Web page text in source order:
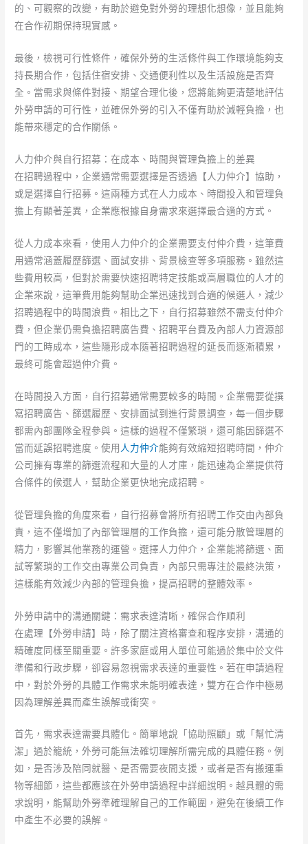
的、可觀察的改變，有助於避免對外勞的理想化想像，並且能夠
在合作初期保持現實感。
最後，檢視可行性條件，確保外勞的生活條件與工作環境能夠支
持長期合作，包括住宿安排、交通便利性以及生活設施是否齊
全。當需求與條件對接、期望合理化後，您將能夠更清楚地評估
外勞申請的可行性，並確保外勞的引入不僅有助於減輕負擔，也
能帶來穩定的合作關係。
人力仲介與自行招募：在成本、時間與管理負擔上的差異
在招聘過程中，企業通常需要選擇是否透過【人力仲介】協助，
或是選擇自行招募。這兩種方式在人力成本、時間投入和管理負
擔上有顯著差異，企業應根據自身需求來選擇最合適的方式。
從人力成本來看，使用人力仲介的企業需要支付仲介費，這筆費
用通常涵蓋履歷篩選、面試安排、背景檢查等多項服務。雖然這
些費用較高，但對於需要快速招聘特定技能或高層職位的人才的
企業來說，這筆費用能夠幫助企業迅速找到合適的候選人，減少
招聘過程中的時間浪費。相比之下，自行招募雖然不需支付仲介
費，但企業仍需負擔招聘廣告費、招聘平台費及內部人力資源部
門的工時成本，這些隱形成本隨著招聘過程的延長而逐漸積累，
最終可能會超過仲介費。
在時間投入方面，自行招募通常需要較多的時間。企業需要從撰
寫招聘廣告、篩選履歷、安排面試到進行背景調查，每一個步驟
都需內部團隊全程參與。這樣的過程不僅繁瑣，還可能因篩選不
當而延誤招聘進度。使用 人力仲介能夠有效縮短招聘時間，仲介
公司擁有專業的篩選流程和大量的人才庫，能迅速為企業提供符
合條件的候選人，幫助企業更快地完成招聘。
從管理負擔的角度來看，自行招募會將所有招聘工作交由內部負
責，這不僅增加了內部管理層的工作負擔，還可能分散管理層的
精力，影響其他業務的運營。選擇人力仲介，企業能將篩選、面
試等繁瑣的工作交由專業公司負責，內部只需專注於最終決策，
這樣能有效減少內部的管理負擔，提高招聘的整體效率。
外勞申請中的溝通關鍵：需求表達清晰，確保合作順利
在處理【外勞申請】時，除了關注資格審查和程序安排，溝通的
精確度同樣至關重要。許多家庭或用人單位可能過於集中於文件
準備和行政步驟，卻容易忽視需求表達的重要性。若在申請過程
中，對於外勞的具體工作需求未能明確表達，雙方在合作中極易
因為理解差異而產生誤解或衝突。
首先，需求表達需要具體化。簡單地說「協助照顧」或「幫忙清
潔」過於籠統，外勞可能無法確切理解所需完成的具體任務。例
如，是否涉及陪同就醫、是否需要夜間支援，或者是否有搬運重
物等細節，這些都應該在外勞申請過程中詳細說明。越具體的需
求說明，能幫助外勞準確理解自己的工作範圍，避免在後續工作
中產生不必要的誤解。